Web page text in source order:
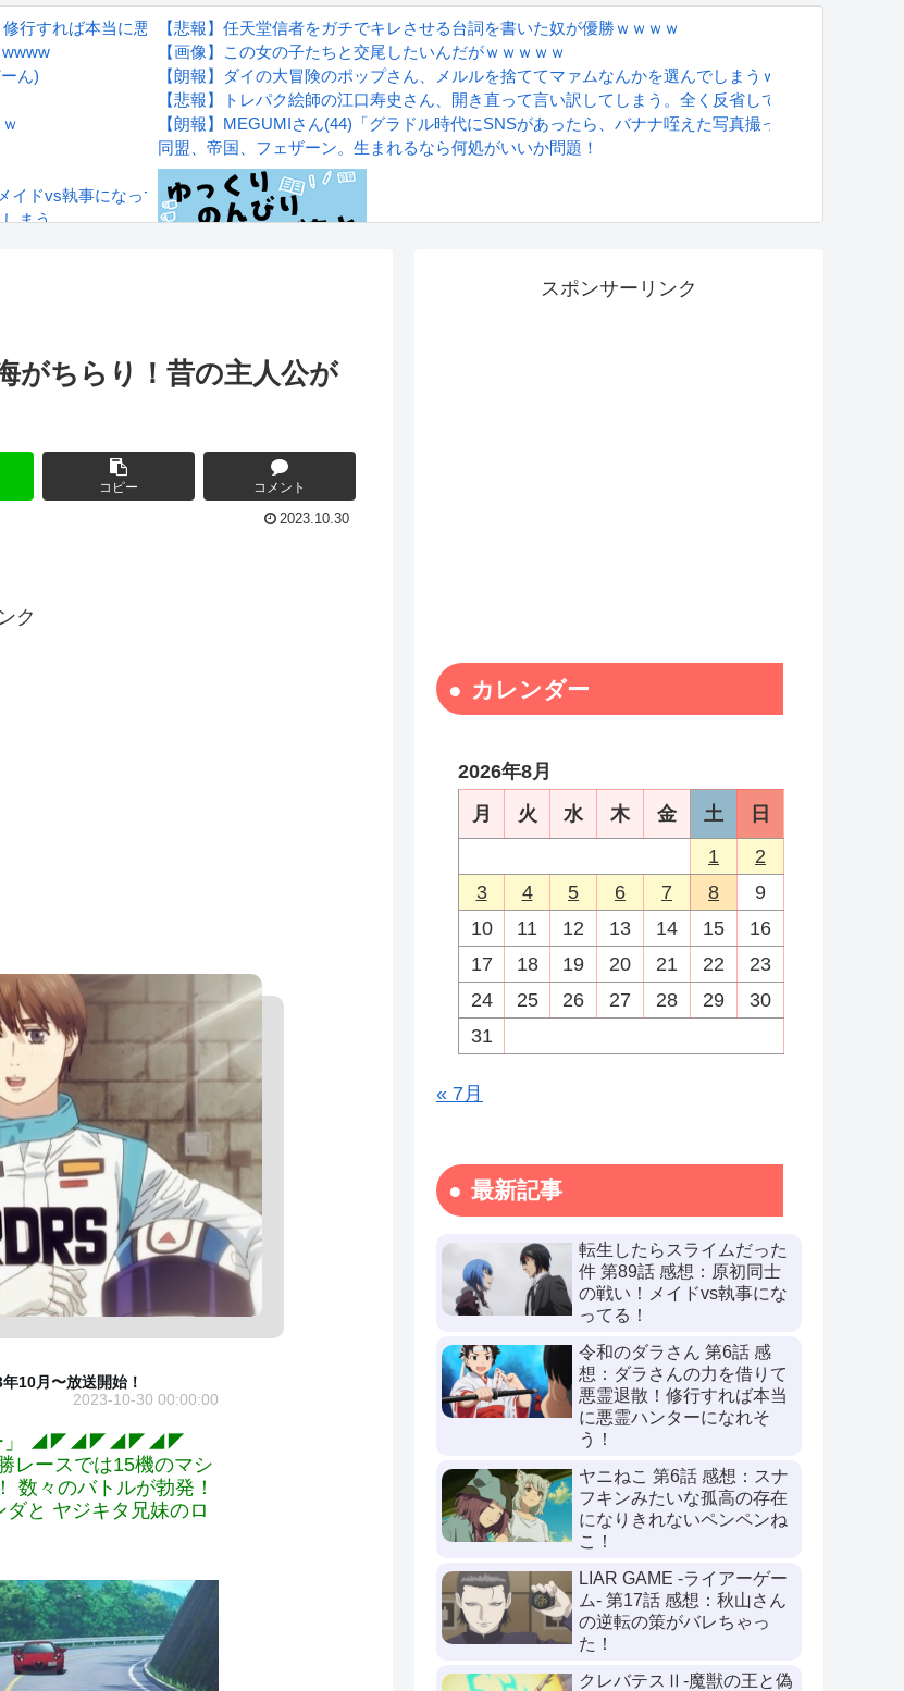
行すれば本当に悪霊ハンターになれそう！
ん)
イドvs執事になってる！
しまう…
【悲報】任天堂信者をガチでキレさせる台詞を書いた奴が優勝ｗｗｗｗ
【画像】この女の子たちと交尾したいんだがｗｗｗｗｗ
【朗報】ダイの大冒険のポップさん、メルルを捨ててマァムなんかを選んでしまうｗｗｗ
【悲報】トレパク絵師の江口寿史さん、開き直って言い訳してしまう。全く反省してないと話題に
【朗報】MEGUMIさん(44)「グラドル時代にSNSがあったら、バナナ咥えた写真撮ってたと思う」
同盟、帝国、フェザーン。生まれるなら何処がいいか問題！
がちらり！昔の主人公が
コピー コメント
2023.10.30
ク
10月〜放送開始！
2023-10-30 00:00:00
」 ◢◤◢◤◢◤◢◤
レースでは15機のマシ
数々のバトルが勃発！
と ヤジキタ兄妹のロ
スポンサーリンク
カレンダー
2026年8月
月
火 水 木 金 土
日
1
2
3
4 5 6 7 8
9
10
11 12 13 14 15
16
17
18 19 20 21 22
23
24
25 26 27 28 29
30
31
« 7月
最新記事
転生したらスライムだった
件 第89話 感想：原初同士
の戦い！メイドvs執事にな
ってる！
令和のダラさん 第6話 感
想：ダラさんの力を借りて
悪霊退散！修行すれば本当
に悪霊ハンターになれそ
う！
ヤニねこ 第6話 感想：スナ
フキンみたいな孤高の存在
になりきれないペンペンね
こ！
LIAR GAME -ライアーゲー
ム- 第17話 感想：秋山さん
の逆転の策がバレちゃっ
た！
クレバテスⅡ-魔獣の王と偽